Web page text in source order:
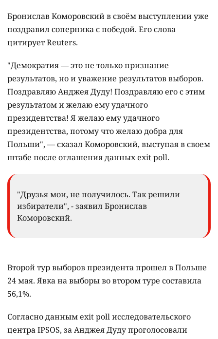
Бронислав Коморовский в своём выступлении уже
поздравил соперника с победой. Его слова
цитирует Reuters.
"Демократия — это не только признание
результатов, но и уважение результатов выборов.
Поздравляю Анджея Дуду! Поздравляю его с этим
результатом и желаю ему удачного
президентства! Я желаю ему удачного
президентства, потому что желаю добра для
Польши", — сказал Коморовский, выступая в своем
штабе после оглашения данных exit poll.
"Друзья мои, не получилось. Так решили
избиратели", - заявил Бронислав
Коморовский.
Второй тур выборов президента прошел в Польше
24 мая. Явка на выборы во втором туре составила
56,1%.
Согласно данным exit poll исследовательского
центра IPSOS, за Анджея Дуду проголосовали